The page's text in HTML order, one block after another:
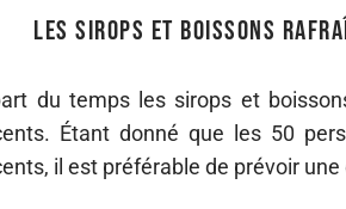
sirops et boissons
du temps les sirops et
Étant donné que les 50
il est préférable de prévoir